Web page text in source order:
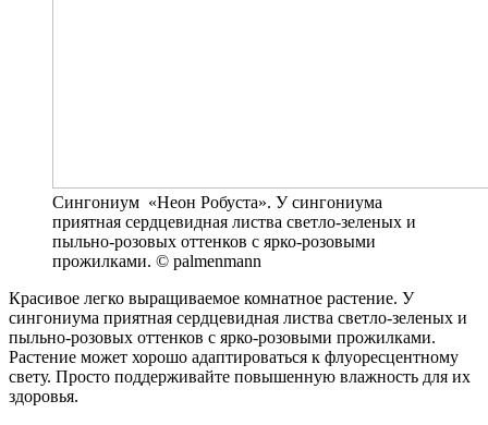
Сингониум «Неон Робуста». У сингониума
приятная сердцевидная листва светло-зеленых и
пыльно-розовых оттенков с ярко-розовыми
прожилками. © palmenmann
Красивое легко выращиваемое комнатное растение. У
сингониума приятная сердцевидная листва светло-зеленых и
пыльно-розовых оттенков с ярко-розовыми прожилками.
Растение может хорошо адаптироваться к флуоресцентному
свету. Просто поддерживайте повышенную влажность для их
здоровья.